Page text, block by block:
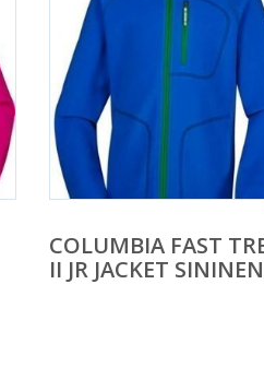
COLUMBIA FAST
II JR JACKET